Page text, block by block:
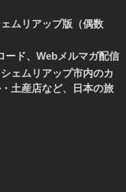
ムリアップ版（偶数
ード、Webメルマガ配信
ェムリアップ市内のカ
土産店など、日本の旅